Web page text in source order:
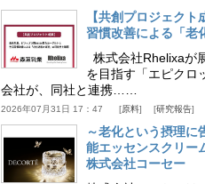
【共創プロジェク
習慣改善による「老
株式会社Rhelixaが
を目指す「エピクロ
会社が、同社と連携……
2026年07月31日 17：47 原料 研究報告
～老化という摂理
能エッセンスクリー
株式会社コーセー